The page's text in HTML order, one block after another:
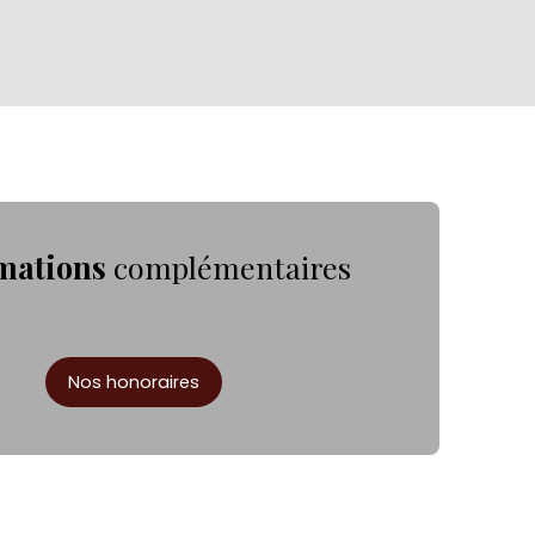
complémentaires
Nos honoraires